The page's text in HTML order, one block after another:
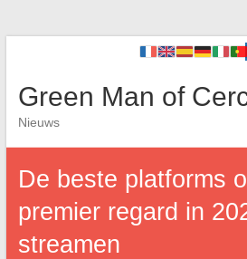
Green Man of
Nieuws
De beste platforms
premier regard in
streamen